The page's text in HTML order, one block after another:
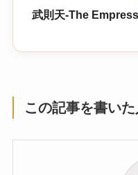
武則天-The
この記事を書いた